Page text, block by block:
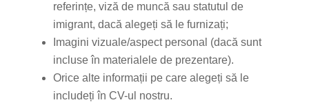
referințe, viză de muncă sau statutul de
imigrant, dacă alegeți să le furnizați;
Imagini vizuale/aspect personal (dacă sunt
incluse în materialele de prezentare).
Orice alte informații pe care alegeți să le
includeți în CV-ul nostru.